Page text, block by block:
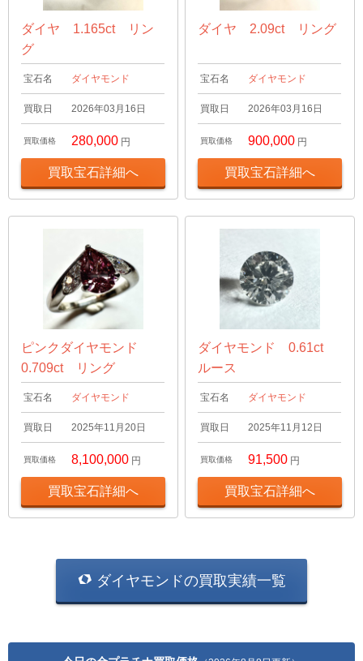
ダイヤ 1.165ct リン
グ
宝石名 ダイヤモンド
買取日 2026年03月16日
買取価格 280,000 円
買取宝石詳細へ
ダイヤ 2.09ct リング
宝石名 ダイヤモンド
買取日 2026年03月16日
買取価格 900,000 円
買取宝石詳細へ
ピンクダイヤモンド
0.709ct リング
宝石名 ダイヤモンド
買取日 2025年11月20日
買取価格 8,100,000 円
買取宝石詳細へ
ダイヤモンド 0.61ct
ルース
宝石名 ダイヤモンド
買取日 2025年11月12日
買取価格 91,500 円
買取宝石詳細へ
ダイヤモンドの買取実績一覧